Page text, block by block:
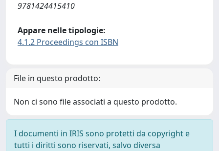
9781424415410
Appare nelle tipologie:
4.1.2 Proceedings con ISBN
File in questo prodotto:
Non ci sono file associati a questo prodotto.
I documenti in IRIS sono protetti da copyright e
tutti i diritti sono riservati, salvo diversa